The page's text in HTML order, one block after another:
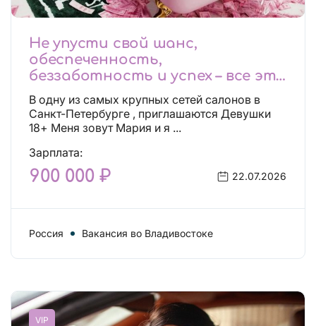
Не упусти свой шанс,
обеспеченность,
беззаботность и успех – все это
будет уже завтра, поспеши!
Лучшие условия!
В одну из самых крупных сетей салонов в
Санкт-Петербурге , приглашаются Девушки
18+ Меня зовут Мария и я ...
Зарплата:
900 000 ₽ 22.07.2026
Россия Вакансия во Владивостоке
VIP